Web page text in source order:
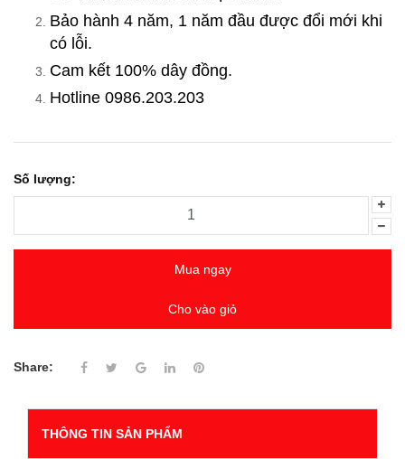
Bảo hành 4 năm, 1 năm đầu được đổi mới khi
có lỗi.
Cam kết 100% dây đồng.
Hotline 0986.203.203
Số lượng:
Mua ngay
Cho vào giỏ
Share:
THÔNG TIN SẢN PHẨM